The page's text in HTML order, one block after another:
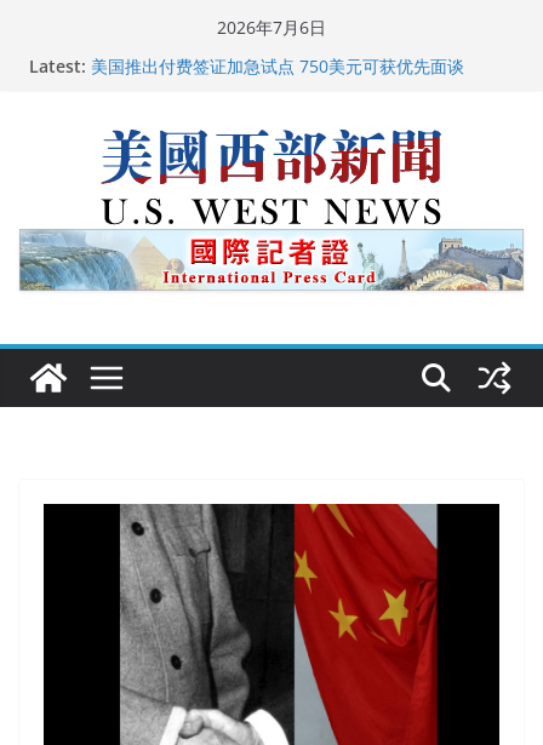
2026年7月6日
Latest: 广州市沉香协会会长周天明：让沉香有序走向世界
美国推出付费签证加急试点 750美元可获优先面谈
美国人
美国最高法院维持“出生公民权” : 出生在美国就是美国
人！
中国驻美国大使谢锋邀请美国老教师罗纳德·萨科尔斯基
再次访华